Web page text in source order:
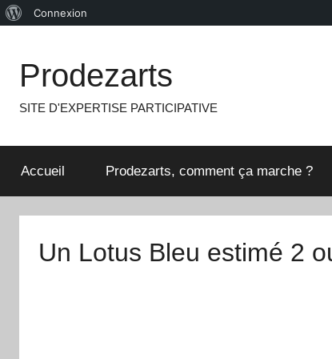
de
WordPress
Connexion
contenuProdezarts
SITE D'EXPERTISE PARTICIPATIVE
Accueil Prodezarts, comment ça marche ?
Un Lotus Bleu estimé 2